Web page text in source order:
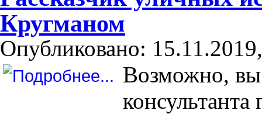
Кругманом
Опубликовано:
Возможно, вы